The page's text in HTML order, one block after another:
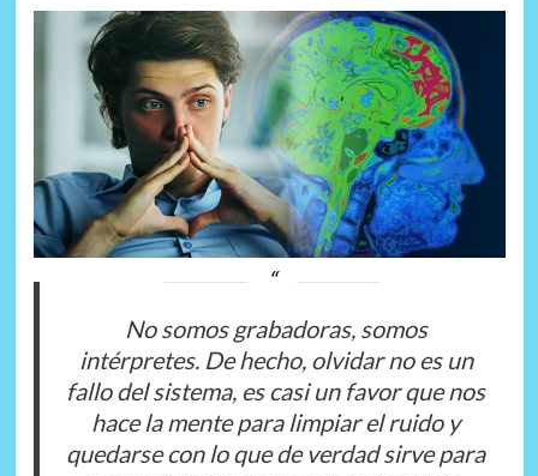
No somos grabadoras, somos
intérpretes. De hecho, olvidar no es un
fallo del sistema, es casi un favor que nos
hace la mente para limpiar el ruido y
quedarse con lo que de verdad sirve para